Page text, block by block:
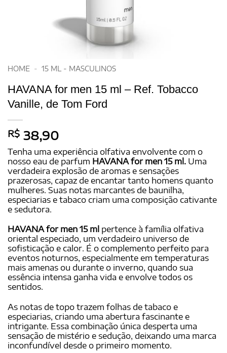
HOME - 15 ML - MASCULINOS
HAVANA for men 15 ml – Ref. Tobacco
Vanille, de Tom Ford
R$ 38,90
Tenha uma experiência olfativa envolvente com o
nosso eau de parfum HAVANA for men 15 ml. Uma
verdadeira explosão de aromas e sensações
prazerosas, capaz de encantar tanto homens quanto
mulheres. Suas notas marcantes de baunilha,
especiarias e tabaco criam uma composição cativante
e sedutora.
HAVANA for men 15 ml pertence à família olfativa
oriental especiado, um verdadeiro universo de
sofisticação e calor. É o complemento perfeito para
eventos noturnos, especialmente em temperaturas
mais amenas ou durante o inverno, quando sua
essência intensa ganha vida e envolve todos os
sentidos.
As notas de topo trazem folhas de tabaco e
especiarias, criando uma abertura fascinante e
intrigante. Essa combinação única desperta uma
sensação de mistério e sedução, deixando uma marca
inconfundível desde o primeiro momento.